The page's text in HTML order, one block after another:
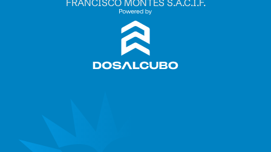
FRANCISCO MONTES S.A.C.I.F.